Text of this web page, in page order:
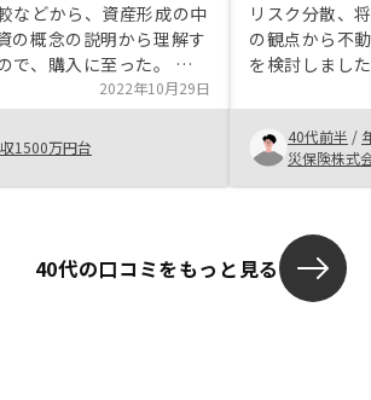
などから、資産形成の中
の概念の説明から理解す
で、購入に至った。 他
、値下がりの可能性があ
る範囲がある点は、不動
と思う。
2022年10月29日
1500万円台
リスク分散、
の観点から不
を検討しまし
に対応いただ
結することが
40代前半 /
災保険株式
40代の口コミをもっと見る